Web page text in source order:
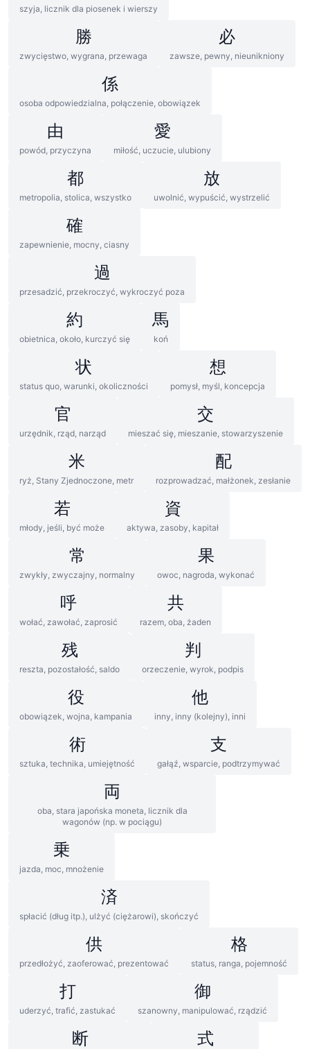
szyja, licznik dla piosenek i wierszy
勝
zwycięstwo, wygrana, przewaga
必
zawsze, pewny, nieunikniony
係
osoba odpowiedzialna, połączenie, obowiązek
由
powód, przyczyna
愛
miłość, uczucie, ulubiony
都
metropolia, stolica, wszystko
放
uwolnić, wypuścić, wystrzelić
確
zapewnienie, mocny, ciasny
過
przesadzić, przekroczyć, wykroczyć poza
約
obietnica, około, kurczyć się
馬
koń
状
status quo, warunki, okoliczności
想
pomysł, myśl, koncepcja
官
urzędnik, rząd, narząd
交
mieszać się, mieszanie, stowarzyszenie
米
ryż, Stany Zjednoczone, metr
配
rozprowadzać, małżonek, zesłanie
若
młody, jeśli, być może
資
aktywa, zasoby, kapitał
常
zwykły, zwyczajny, normalny
果
owoc, nagroda, wykonać
呼
wołać, zawołać, zaprosić
共
razem, oba, żaden
残
reszta, pozostałość, saldo
判
orzeczenie, wyrok, podpis
役
obowiązek, wojna, kampania
他
inny, inny (kolejny), inni
術
sztuka, technika, umiejętność
支
gałąź, wsparcie, podtrzymywać
両
oba, stara japońska moneta, licznik dla
wagonów (np. w pociągu)
乗
jazda, moc, mnożenie
済
spłacić (dług itp.), ulżyć (ciężarowi), skończyć
供
przedłożyć, zaoferować, prezentować
格
status, ranga, pojemność
打
uderzyć, trafić, zastukać
御
szanowny, manipulować, rządzić
断 式